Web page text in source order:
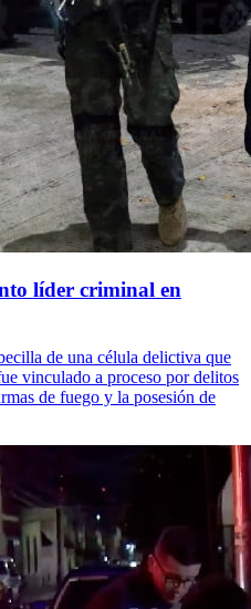
líder criminal en
de una célula delictiva que
vinculado a proceso por delitos
de fuego y la posesión de